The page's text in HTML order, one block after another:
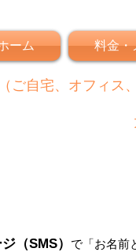
ーム 料金・
ご自宅、オフィス
（SMS） で 「お名前